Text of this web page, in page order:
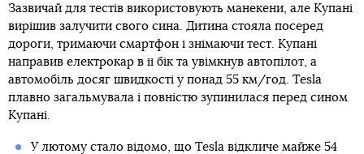
Зазвичай для тестів використовують манекени, але Купані
вирішив залучити свого сина. Дитина стояла посеред
дороги, тримаючи смартфон і знімаючи тест. Купані
направив електрокар в її бік та увімкнув автопілот, а
автомобіль досяг швидкості у понад 55 км/год. Tesla
плавно загальмувала і повністю зупинилася перед сином
Купані.
У лютому стало відомо, що Tesla відкличе майже 54